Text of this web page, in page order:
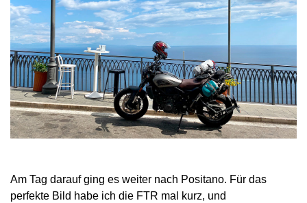
Am Tag darauf ging es weiter nach Positano. Für das
perfekte Bild habe ich die FTR mal kurz, und